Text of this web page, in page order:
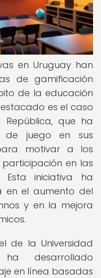
en Uruguay han
de gamificación
de la educación
es el caso
que ha
de juego en sus
motivar a los
en las
Esta iniciativa ha
en el aumento del
y en la mejora
de la Universidad
desarrollado
en línea basadas